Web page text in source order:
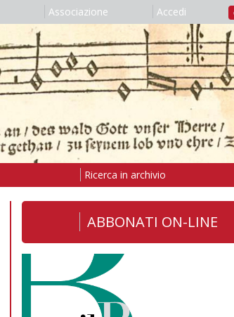
Associazione Accedi
Ricerca in archivio
ABBONATI ON-LINE